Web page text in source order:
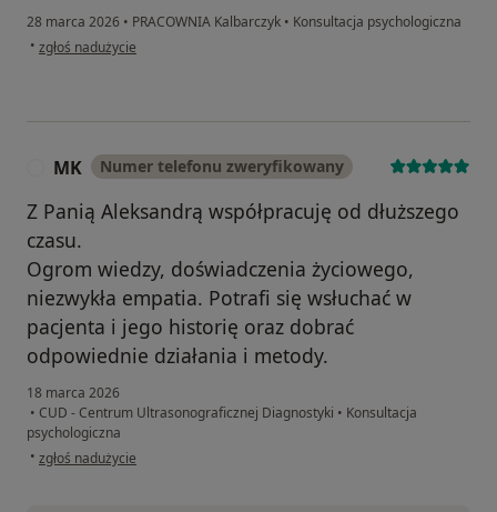
28 marca 2026 • PRACOWNIA Kalbarczyk • Konsultacja psychologiczna
• w opinii użytkownika Karolina
zgłoś nadużycie
MK Numer telefonu zweryfikowany
Z Panią Aleksandrą współpracuję od dłuższego
czasu.
Ogrom wiedzy, doświadczenia życiowego,
niezwykła empatia. Potrafi się wsłuchać w
pacjenta i jego historię oraz dobrać
odpowiednie działania i metody.
18 marca 2026
• CUD - Centrum Ultrasonograficznej Diagnostyki • Konsultacja
psychologiczna
• w opinii użytkownika MK
zgłoś nadużycie